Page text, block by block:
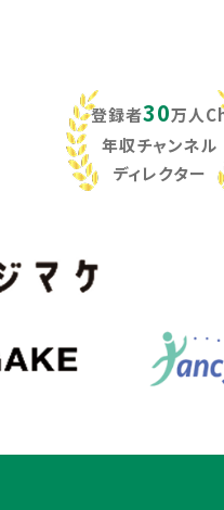
登録者30万人
年収チャンネル
ディレクター